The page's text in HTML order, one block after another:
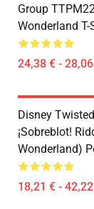
Group
Wonderland T-
24,38 € -
Disney
¡Sobreblot!
Wonderland)
18,21 € -